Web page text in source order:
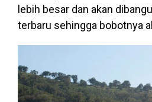
lebih besar dan akan
terbaru sehingga bobotnya